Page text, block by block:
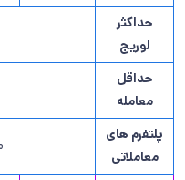
حداکثر
لوریج
حداقل
معامله
پلتفرم های
معاملاتی